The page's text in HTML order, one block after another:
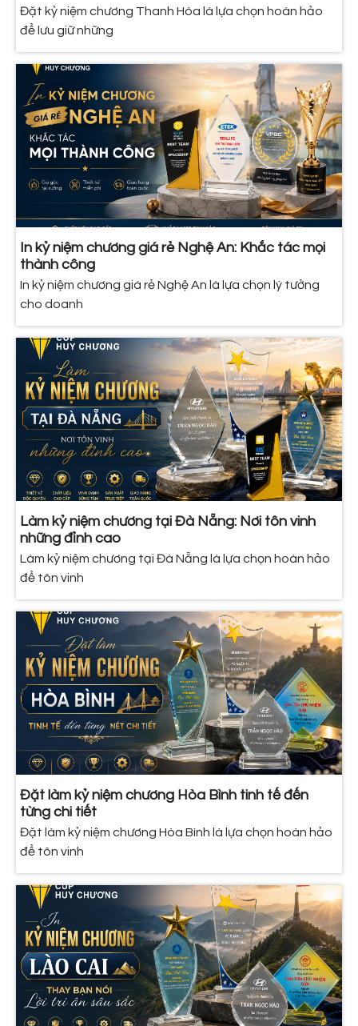
Đặt kỷ niệm chương Thanh Hóa là lựa chọn hoàn hảo
để lưu giữ những
In kỷ niệm chương giá rẻ Nghệ An: Khắc tác mọi
thành công
In kỷ niệm chương giá rẻ Nghệ An là lựa chọn lý tưởng
cho doanh
Làm kỷ niệm chương tại Đà Nẵng: Nơi tôn vinh
những đỉnh cao
Làm kỷ niệm chương tại Đà Nẵng là lựa chọn hoàn hảo
để tôn vinh
Đặt làm kỷ niệm chương Hòa Bình tinh tế đến
từng chi tiết
Đặt làm kỷ niệm chương Hòa Bình là lựa chọn hoàn hảo
để tôn vinh